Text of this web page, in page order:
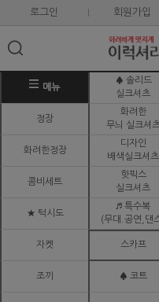
로그인 회원가입
메뉴
♠ 솔리드
실크셔츠
정장
화려한
무늬 실크셔
화려한정장
디자인
배색실크셔츠
콤비세트
핫픽스
실크셔츠
★ 턱시도
♬ 특수복
(무대.공연,댄
자켓 스카프
조끼 ♠ 코트